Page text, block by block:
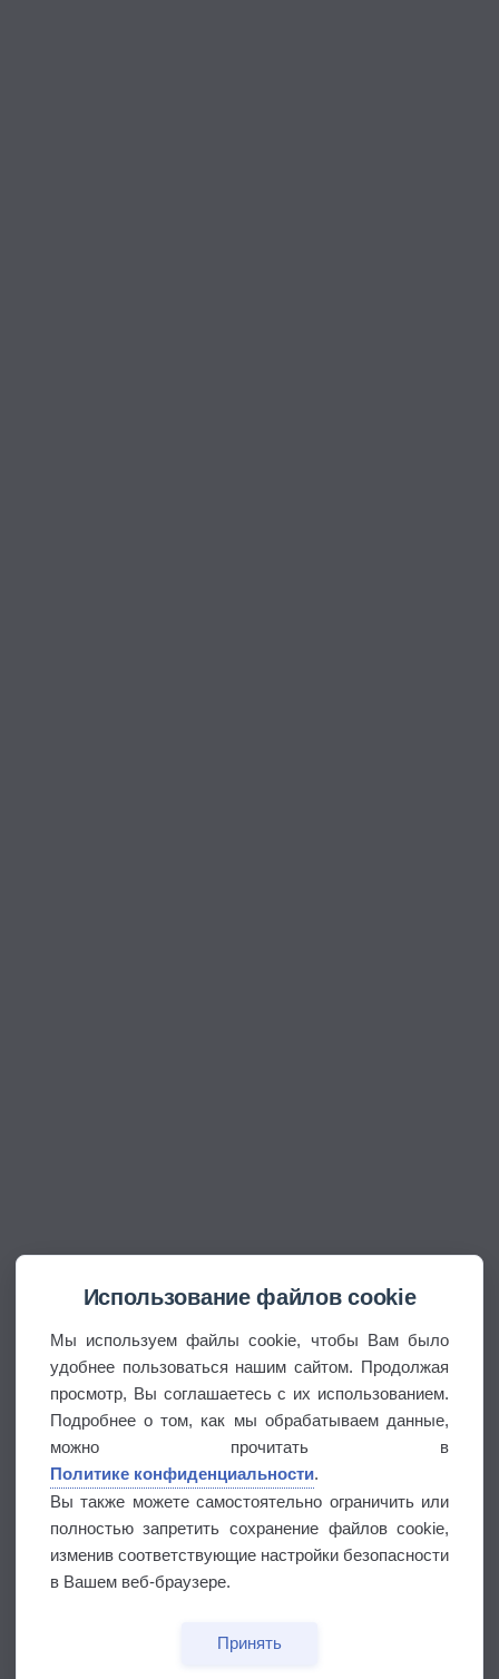
Использование файлов cookie
Мы используем файлы cookie, чтобы Вам было
удобнее пользоваться нашим сайтом. Продолжая
просмотр, Вы соглашаетесь с их использованием.
Подробнее о том, как мы обрабатываем данные,
можно прочитать в
Политике конфиденциальности.
Вы также можете самостоятельно ограничить или
полностью запретить сохранение файлов cookie,
изменив соответствующие настройки безопасности
в Вашем веб-браузере.
Принять